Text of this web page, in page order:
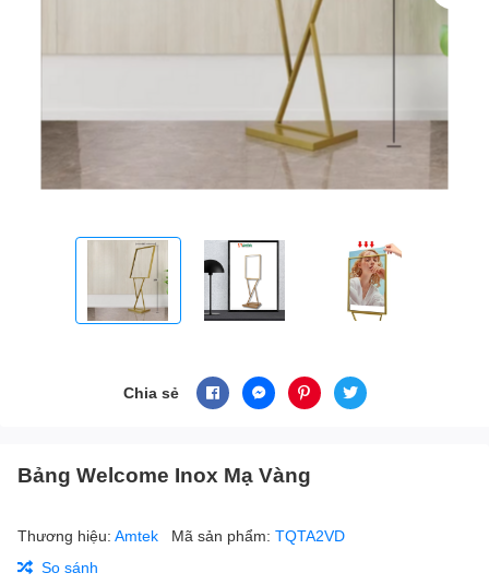
Chia sẻ
Bảng Welcome Inox Mạ Vàng
Thương hiệu: Amtek Mã sản phẩm: TQTA2VD
So sánh